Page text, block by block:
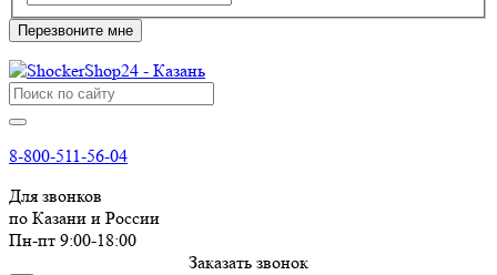
Перезвоните мне
8-800-511-56-04
Для звонков
по Казани и России
Пн-пт 9:00-18:00
Заказать звонок